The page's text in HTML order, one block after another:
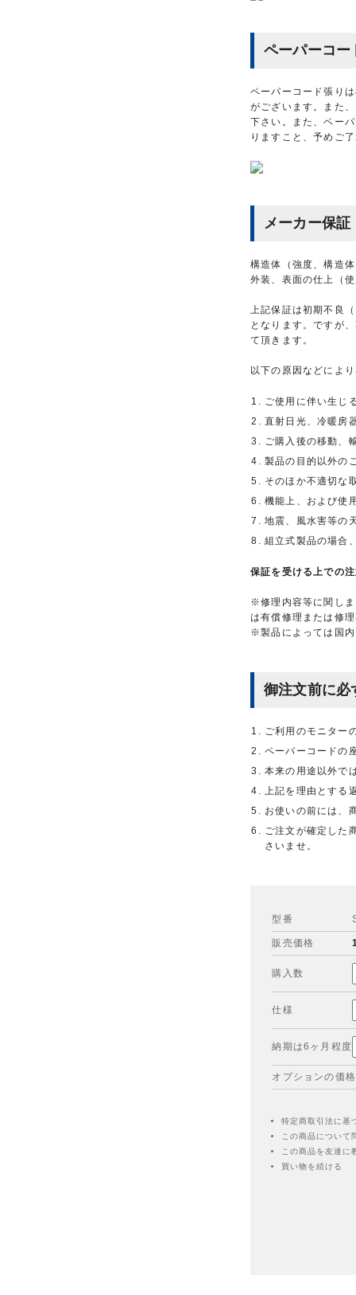
ペーパーコー
ペーパーコード張り
がございます。また
下さい。また、ペー
りますこと、予めご
メーカー保証
構造体（強度、構造
外装、表面の仕上（
上記保証は初期不良
となります。ですが
て頂きます。
以下の原因などによ
ご使用に伴い生じ
直射日光、冷暖房
ご購入後の移動、
製品の目的以外の
そのほか不適切な
機能上、および使
地震、風水害等の
組立式製品の場合
保証を受ける上での
※修理内容等に関し
は有償修理または修
※製品によっては国
御注文前に必
ご利用のモニター
ペーパーコードの
本来の用途以外で
上記を理由とする
お使いの前には、
ご注文が確定した
さいませ。
型番
販売価格
購入数
仕様
納期は6ヶ月程度
オプションの価
特定商取引法に基
この商品について
この商品を友達に
買い物を続ける